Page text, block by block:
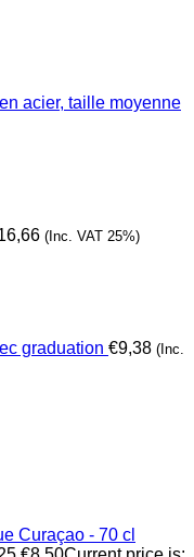
acier, taille moyenne
(Inc. VAT 25%)
graduation €9,38 (Inc.
Curaçao - 70 cl